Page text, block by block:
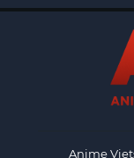
Anime